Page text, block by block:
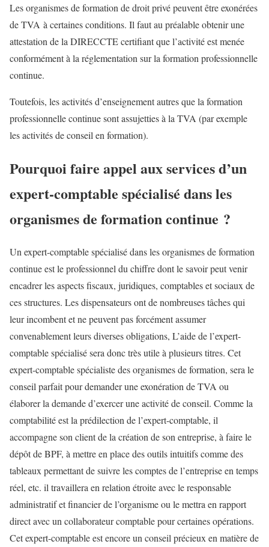
Les organismes de formation de droit privé peuvent être exonérées
de TVA à certaines conditions. Il faut au préalable obtenir une
attestation de la DIRECCTE certifiant que l’activité est menée
conformément à la réglementation sur la formation professionnelle
continue.
Toutefois, les activités d’enseignement autres que la formation
professionnelle continue sont assujetties à la TVA (par exemple
les activités de conseil en formation).
Pourquoi faire appel aux services d’un
expert-comptable spécialisé dans les
organismes de formation continue ?
Un expert-comptable spécialisé dans les organismes de formation
continue est le professionnel du chiffre dont le savoir peut venir
encadrer les aspects fiscaux, juridiques, comptables et sociaux de
ces structures. Les dispensateurs ont de nombreuses tâches qui
leur incombent et ne peuvent pas forcément assumer
convenablement leurs diverses obligations, L’aide de l’expert-
comptable spécialisé sera donc très utile à plusieurs titres. Cet
expert-comptable spécialiste des organismes de formation, sera le
conseil parfait pour demander une exonération de TVA ou
élaborer la demande d’exercer une activité de conseil. Comme la
comptabilité est la prédilection de l’expert-comptable, il
accompagne son client de la création de son entreprise, à faire le
dépôt de BPF, à mettre en place des outils intuitifs comme des
tableaux permettant de suivre les comptes de l’entreprise en temps
réel, etc. il travaillera en relation étroite avec le responsable
administratif et financier de l’organisme ou le mettra en rapport
direct avec un collaborateur comptable pour certaines opérations.
Cet expert-comptable est encore un conseil précieux en matière de